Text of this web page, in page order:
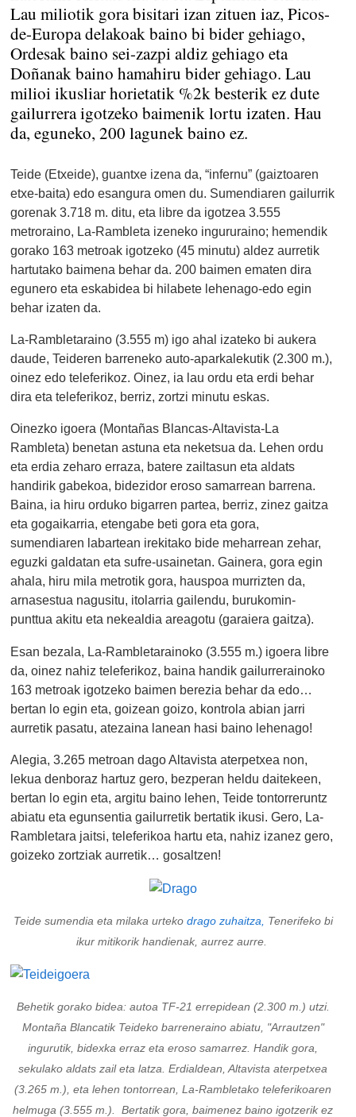
Lau miliotik gora bisitari izan zituen iaz, Picos-
de-Europa delakoak baino bi bider gehiago,
Ordesak baino sei-zazpi aldiz gehiago eta
Doñanak baino hamahiru bider gehiago. Lau
milioi ikusliar horietatik %2k besterik ez dute
gailurrera igotzeko baimenik lortu izaten. Hau
da, eguneko, 200 lagunek baino ez.
Teide (Etxeide), guantxe izena da, “infernu” (gaiztoaren
etxe-baita) edo esangura omen du. Sumendiaren gailurrik
gorenak 3.718 m. ditu, eta libre da igotzea 3.555
metroraino, La-Rambleta izeneko ingururaino; hemendik
gorako 163 metroak igotzeko (45 minutu) aldez aurretik
hartutako baimena behar da. 200 baimen ematen dira
egunero eta eskabidea bi hilabete lehenago-edo egin
behar izaten da.
La-Rambletaraino (3.555 m) igo ahal izateko bi aukera
daude, Teideren barreneko auto-aparkalekutik (2.300 m.),
oinez edo teleferikoz. Oinez, ia lau ordu eta erdi behar
dira eta teleferikoz, berriz, zortzi minutu eskas.
Oinezko igoera (Montañas Blancas-Altavista-La
Rambleta) benetan astuna eta neketsua da. Lehen ordu
eta erdia zeharo erraza, batere zailtasun eta aldats
handirik gabekoa, bidezidor eroso samarrean barrena.
Baina, ia hiru orduko bigarren partea, berriz, zinez gaitza
eta gogaikarria, etengabe beti gora eta gora,
sumendiaren labartean irekitako bide meharrean zehar,
eguzki galdatan eta sufre-usainetan. Gainera, gora egin
ahala, hiru mila metrotik gora, hauspoa murrizten da,
arnasestua nagusitu, itolarria gailendu, burukomin-
punttua akitu eta nekealdia areagotu (garaiera gaitza).
Esan bezala, La-Rambletarainoko (3.555 m.) igoera libre
da, oinez nahiz teleferikoz, baina handik gailurrerainoko
163 metroak igotzeko baimen berezia behar da edo…
bertan lo egin eta, goizean goizo, kontrola abian jarri
aurretik pasatu, atezaina lanean hasi baino lehenago!
Alegia, 3.265 metroan dago Altavista aterpetxea non,
lekua denboraz hartuz gero, bezperan heldu daitekeen,
bertan lo egin eta, argitu baino lehen, Teide tontorreruntz
abiatu eta egunsentia gailurretik bertatik ikusi. Gero, La-
Rambletara jaitsi, teleferikoa hartu eta, nahiz izanez gero,
goizeko zortziak aurretik… gosaltzen!
Teide sumendia eta milaka urteko drago zuhaitza,
Tenerifeko bi
ikur mitikorik handienak, aurrez aurre.
Behetik gorako bidea: autoa TF-21 errepidean (2.300 m.) utzi.
Montaña Blancatik Teideko barreneraino abiatu, "Arrautzen"
ingurutik, bidexka erraz eta eroso samarrez. Handik gora,
sekulako aldats zail eta latza. Erdialdean, Altavista aterpetxea
(3.265 m.), eta lehen tontorrean, La-Rambletako teleferikoaren
helmuga (3.555 m.). Bertatik gora, baimenez baino igotzerik ez